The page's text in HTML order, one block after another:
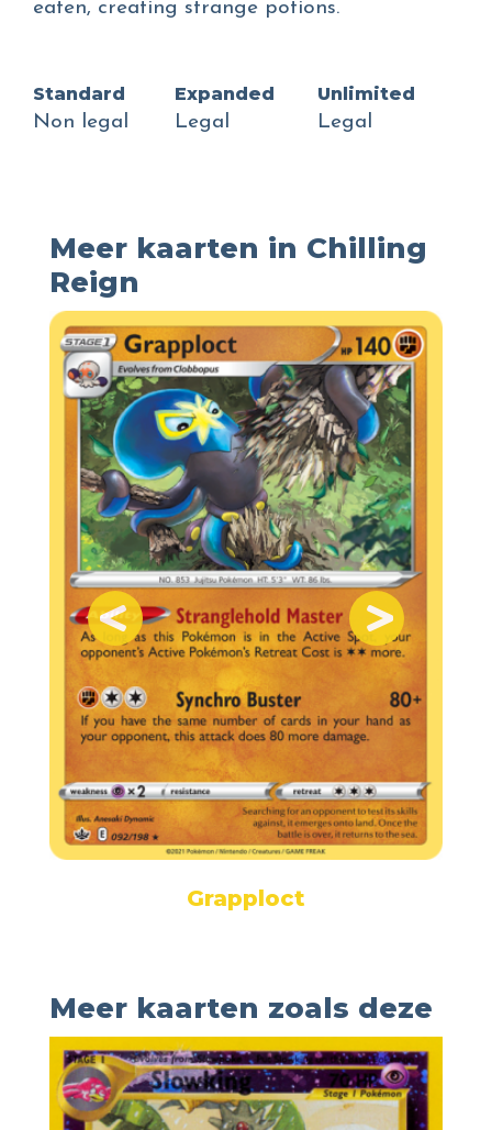
eaten, creating strange potions.
Standard
Non legal
Expanded
Legal
Unlimited
Legal
Meer kaarten in Chilling
Reign
Grapploct
Meer kaarten zoals deze